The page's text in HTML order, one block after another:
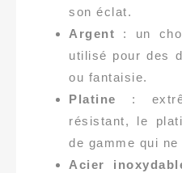
son éclat.
Argent : un
utilisé pour des
ou fantaisie.
Platine :
résistant, le
de gamme qui
Acier